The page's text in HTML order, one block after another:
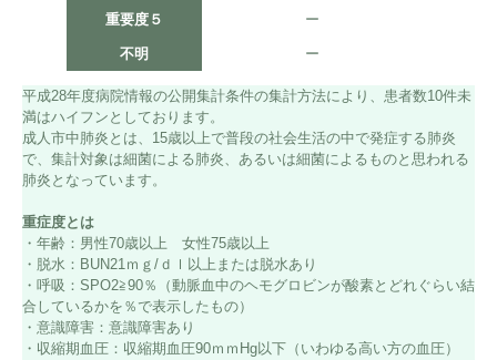
重要度５ ー
不明 ー
平成28年度病院情報の公開集計条件の集計方法により、患者数10件未
満はハイフンとしております。
成人市中肺炎とは、15歳以上で普段の社会生活の中で発症する肺炎
で、集計対象は細菌による肺炎、あるいは細菌によるものと思われる
肺炎となっています。
重症度とは
・年齢：男性70歳以上 女性75歳以上
・脱水：BUN21ｍｇ/ｄｌ以上または脱水あり
・呼吸：SPO2≧90％（動脈血中のヘモグロビンが酸素とどれぐらい結
合しているかを％で表示したもの）
・意識障害：意識障害あり
・収縮期血圧：収縮期血圧90ｍｍHg以下（いわゆる高い方の血圧）